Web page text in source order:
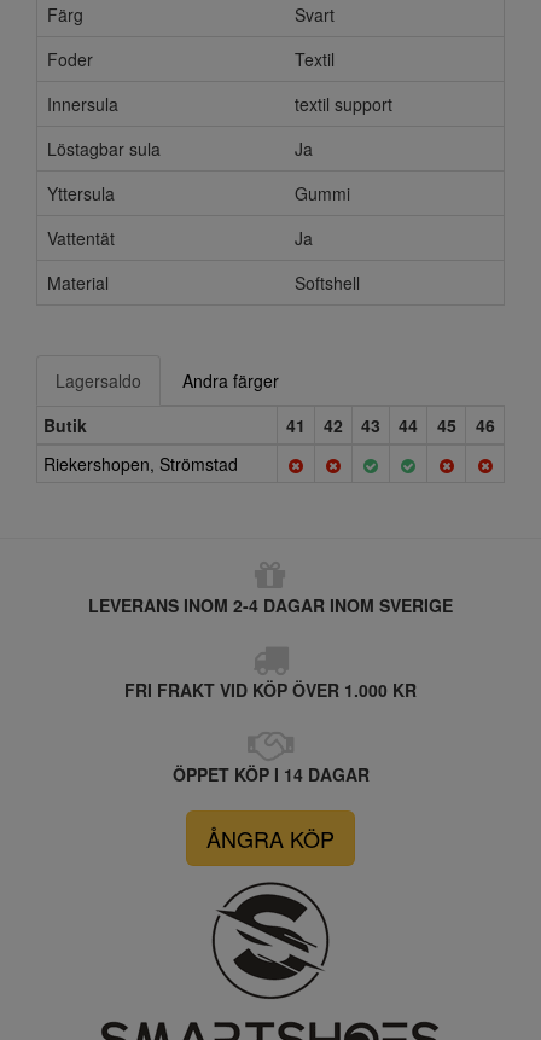
Färg
Svart
Foder
Textil
Innersula
textil support
Löstagbar sula
Ja
Yttersula
Gummi
Vattentät
Ja
Material
Softshell
Lagersaldo
Andra färger
Butik
41 42 43 44 45
46
Riekershopen, Strömstad
LEVERANS INOM 2-4 DAGAR INOM SVERIGE
FRI FRAKT VID KÖP ÖVER 1.000 KR
ÖPPET KÖP I 14 DAGAR
ÅNGRA KÖP